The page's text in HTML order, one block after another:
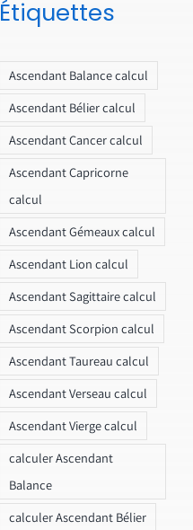
Étiquettes
Ascendant Balance calcul
Ascendant Bélier calcul
Ascendant Cancer calcul
Ascendant Capricorne
calcul
Ascendant Gémeaux calcul
Ascendant Lion calcul
Ascendant Sagittaire calcul
Ascendant Scorpion calcul
Ascendant Taureau calcul
Ascendant Verseau calcul
Ascendant Vierge calcul
calculer Ascendant
Balance
calculer Ascendant Bélier